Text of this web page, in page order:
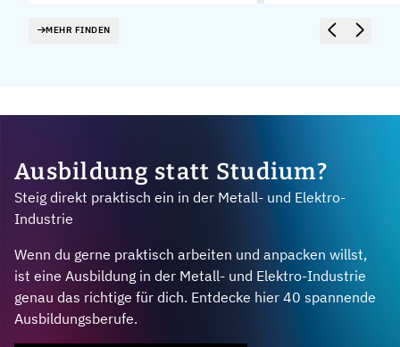
MEHR FINDEN
Ausbildung statt Studium?
Steig direkt praktisch ein in der Metall- und Elektro-
Industrie
Wenn du gerne praktisch arbeiten und anpacken willst,
ist eine Ausbildung in der Metall- und Elektro-Industrie
genau das richtige für dich. Entdecke hier 40 spannende
Ausbildungsberufe.